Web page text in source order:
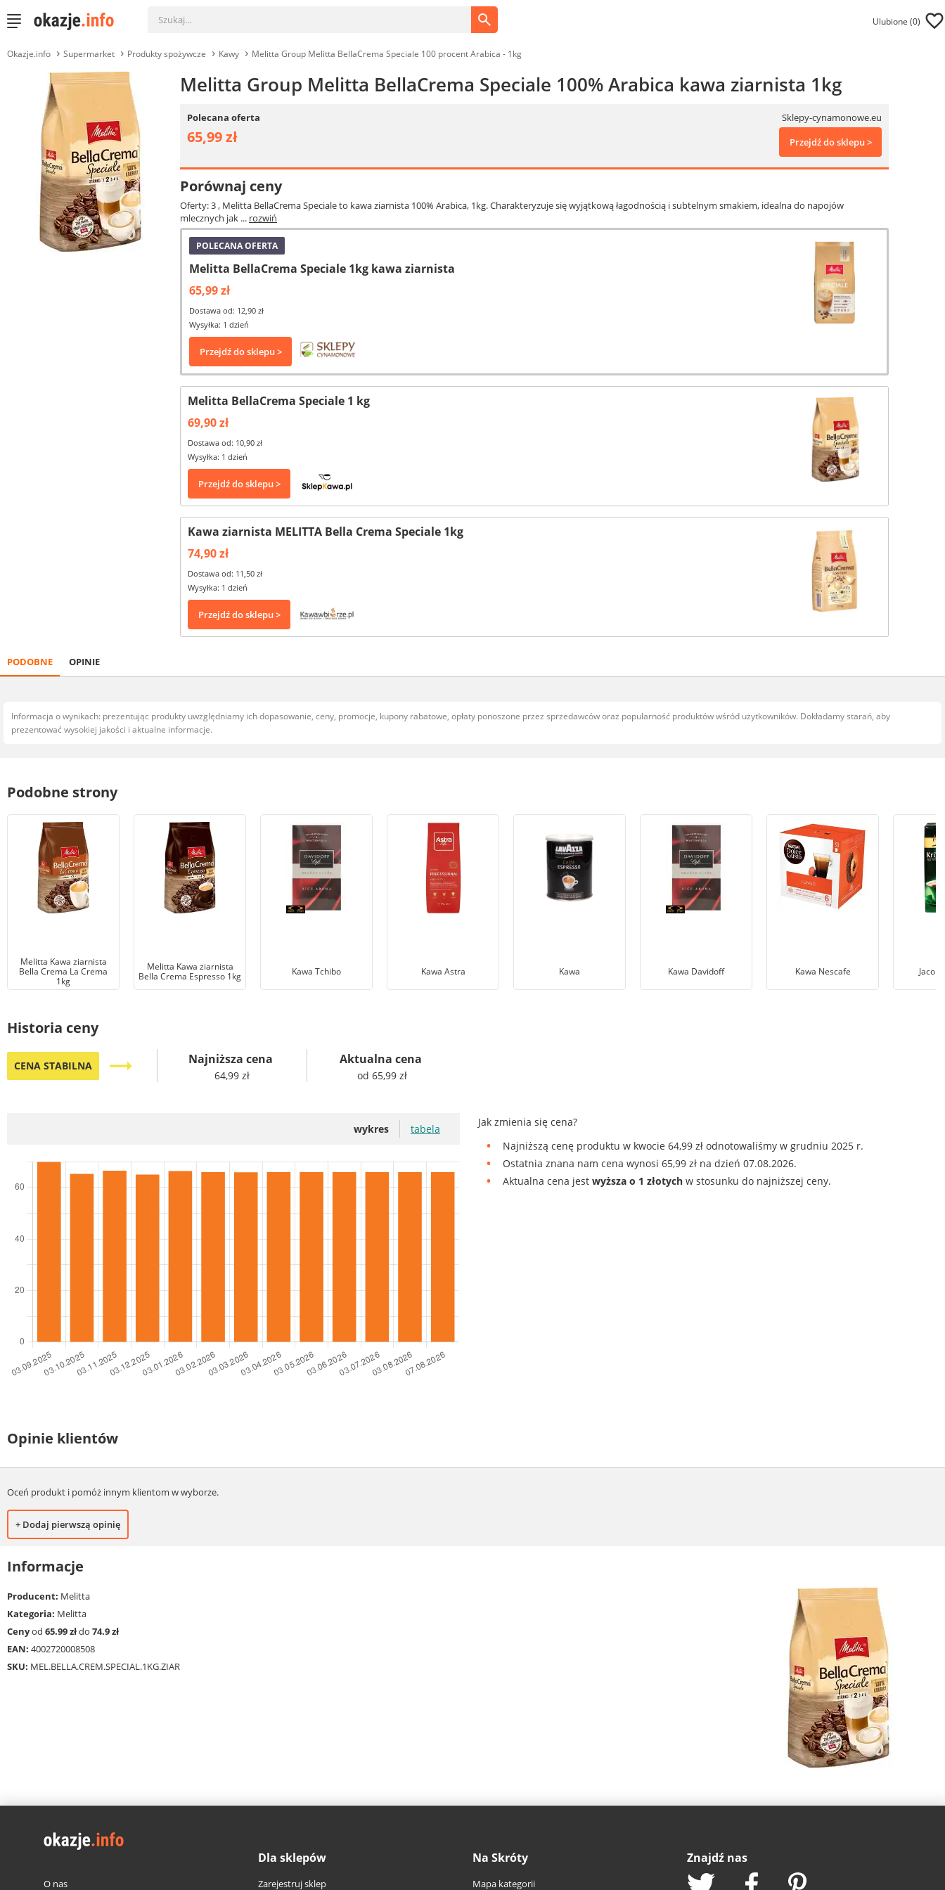
Ulubione (0)
Okazje.info Supermarket Produkty spożywcze Kawy Melitta Group Melitta BellaCrema Speciale 100 procent Arabica - 1kg
Melitta Group Melitta BellaCrema Speciale 100% Arabica kawa ziarnista 1kg
Polecana oferta Sklepy-cynamonowe.eu
65,99 zł Przejdź do sklepu >
Porównaj ceny
Oferty: 3, Melitta BellaCrema Speciale to kawa ziarnista 100% Arabica, 1kg. Charakteryzuje się wyjątkową łagodnością i subtelnym smakiem, idealna do napojów
mlecznych jak ... rozwiń
POLECANA OFERTA
Melitta BellaCrema Speciale 1kg kawa ziarnista
65,99 zł
Dostawa od: 12,90 zł
Wysyłka: 1 dzień
Przejdź do sklepu >
Melitta BellaCrema Speciale 1 kg
69,90 zł
Dostawa od: 10,90 zł
Wysyłka: 1 dzień
Przejdź do sklepu >
Kawa ziarnista MELITTA Bella Crema Speciale 1kg
74,90 zł
Dostawa od: 11,50 zł
Wysyłka: 1 dzień
Przejdź do sklepu >
PODOBNE OPINIE
Informacja o wynikach: prezentując produkty uwzględniamy ich dopasowanie, ceny, promocje, kupony rabatowe, opłaty ponoszone przez sprzedawców oraz popularność produktów wśród użytkowników. Dokładamy starań, aby
prezentować wysokiej jakości i aktualne informacje.
Podobne strony
Melitta Kawa ziarnista
Bella Crema La Crema
1kg
Melitta Kawa ziarnista
Bella Crema Espresso 1kg
Kawa Tchibo Kawa Astra Kawa Kawa Davidoff Kawa Nescafe
Historia ceny
CENA STABILNA trending_flat Najniższa cena
64,99 zł
Aktualna cena
od 65,99 zł
wykres tabela
Jak zmienia się cena?
Najniższą cenę produktu w kwocie 64,99 zł odnotowaliśmy w grudniu 2025 r.
Ostatnia znana nam cena wynosi 65,99 zł na dzień 07.08.2026.
Aktualna cena jestwyższa o 1 złotych w stosunku do najniższej ceny.
Opinie klientów
Oceń produkt i pomóż innym klientom w wyborze.
+ Dodaj pierwszą opinię
Informacje
Producent: Melitta
Kategoria: Melitta
Cenyod 65.99 złdo 74.9 zł
EAN: 4002720008508
SKU: MEL.BELLA.CREM.SPECIAL.1KG.ZIAR
O nas
Dla sklepów
Zarejestruj sklep
Na Skróty
Mapa kategorii
Znajdź nas